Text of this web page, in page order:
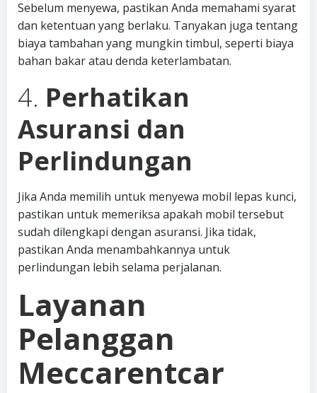
Sebelum menyewa, pastikan Anda memahami syarat
dan ketentuan yang berlaku. Tanyakan juga tentang
biaya tambahan yang mungkin timbul, seperti biaya
bahan bakar atau denda keterlambatan.
4. Perhatikan
Asuransi dan
Perlindungan
Jika Anda memilih untuk menyewa mobil lepas kunci,
pastikan untuk memeriksa apakah mobil tersebut
sudah dilengkapi dengan asuransi. Jika tidak,
pastikan Anda menambahkannya untuk
perlindungan lebih selama perjalanan.
Layanan
Pelanggan
Meccarentcar